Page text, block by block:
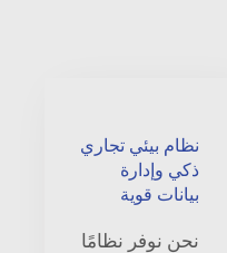
نظام بيئي تجاري
ذكي وإدارة
بيانات قوية
نحن نوفر نظامًا